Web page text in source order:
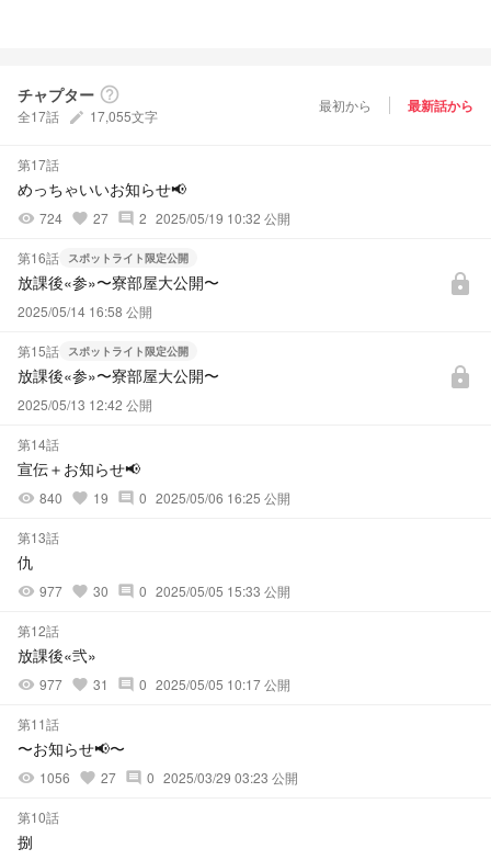
チャプター help_outline
全17話 create 17,055文字
最初から 最新話から
第17話
めっちゃいいお知らせ📢
visibility 724 favorite 27 comment 2 2025/05/19 10:32 公開
第16話 スポットライト限定公開
放課後«参»〜寮部屋大公開〜
2025/05/14 16:58 公開
lock
第15話 スポットライト限定公開
放課後«参»〜寮部屋大公開〜
2025/05/13 12:42 公開
lock
第14話
宣伝＋お知らせ📢
visibility 840 favorite 19 comment 0 2025/05/06 16:25 公開
第13話
仇
visibility 977 favorite 30 comment 0 2025/05/05 15:33 公開
第12話
放課後«弐»
visibility 977 favorite 31 comment 0 2025/05/05 10:17 公開
第11話
〜お知らせ📢〜
visibility 1056 favorite 27 comment 0 2025/03/29 03:23 公開
第10話
捌